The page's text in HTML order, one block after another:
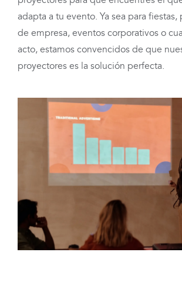
adapta a tu evento. Ya sea para
de empresa, eventos corporativos o
acto, estamos convencidos de que
proyectores es la solución perfecta.